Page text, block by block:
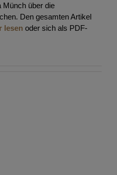
Münch über die
Den gesamten Artikel
lesen oder sich als PDF-